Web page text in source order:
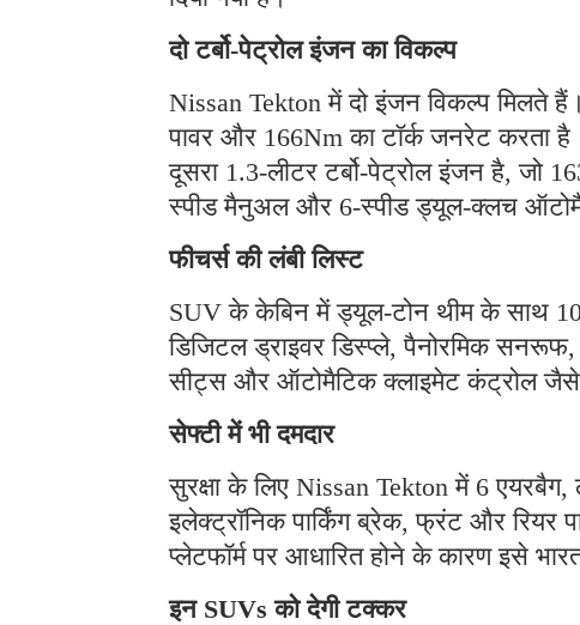
दो टर्बो-पेट्रोल इंजन का विकल्प
Nissan Tekton में दो इंजन विकल्प मिलते
पावर और 166Nm का टॉर्क जनरेट करता
दूसरा 1.3-लीटर टर्बो-पेट्रोल इंजन है, जो
स्पीड मैनुअल और 6-स्पीड ड्यूल-क्लच
फीचर्स की लंबी लिस्ट
SUV के केबिन में ड्यूल-टोन थीम के साथ
डिजिटल ड्राइवर डिस्प्ले, पैनोरमिक
सीट्स और ऑटोमैटिक क्लाइमेट कंट्रोल जैसे
सेफ्टी में भी दमदार
सुरक्षा के लिए Nissan Tekton में 6
इलेक्ट्रॉनिक पार्किंग ब्रेक, फ्रंट और रियर
प्लेटफॉर्म पर आधारित होने के कारण इसे
इन SUVs को देगी टक्कर